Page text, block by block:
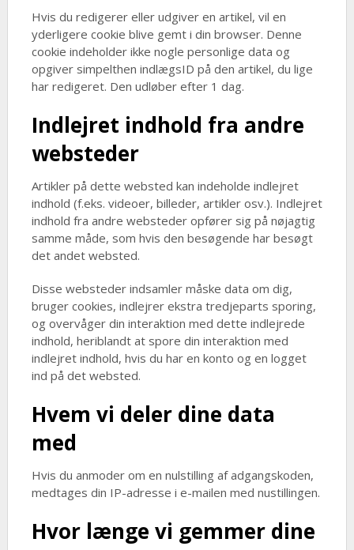
Hvis du redigerer eller udgiver en artikel, vil en
yderligere cookie blive gemt i din browser. Denne
cookie indeholder ikke nogle personlige data og
opgiver simpelthen indlægsID på den artikel, du lige
har redigeret. Den udløber efter 1 dag.
Indlejret indhold fra andre
websteder
Artikler på dette websted kan indeholde indlejret
indhold (f.eks. videoer, billeder, artikler osv.). Indlejret
indhold fra andre websteder opfører sig på nøjagtig
samme måde, som hvis den besøgende har besøgt
det andet websted.
Disse websteder indsamler måske data om dig,
bruger cookies, indlejrer ekstra tredjeparts sporing,
og overvåger din interaktion med dette indlejrede
indhold, heriblandt at spore din interaktion med
indlejret indhold, hvis du har en konto og en logget
ind på det websted.
Hvem vi deler dine data
med
Hvis du anmoder om en nulstilling af adgangskoden,
medtages din IP-adresse i e-mailen med nustillingen.
Hvor længe vi gemmer dine